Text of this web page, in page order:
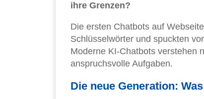
ihre Grenzen?
Die ersten Chatbots auf
Schlüsselwörter und spuckten
Moderne KI-Chatbots verstehen
anspruchsvolle Aufgaben.
Die neue Generation: